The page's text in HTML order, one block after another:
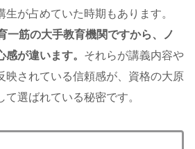
が占めていた時期もあります。
一筋の大手教育機関ですから、ノ
が違います。 それらが講義内容や
映されている信頼感が、資格の大原
選ばれている秘密です。